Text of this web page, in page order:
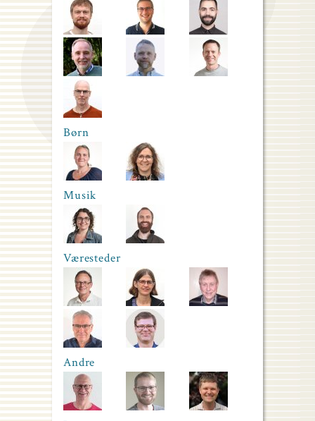
Børn
Musik
Væresteder
Andre